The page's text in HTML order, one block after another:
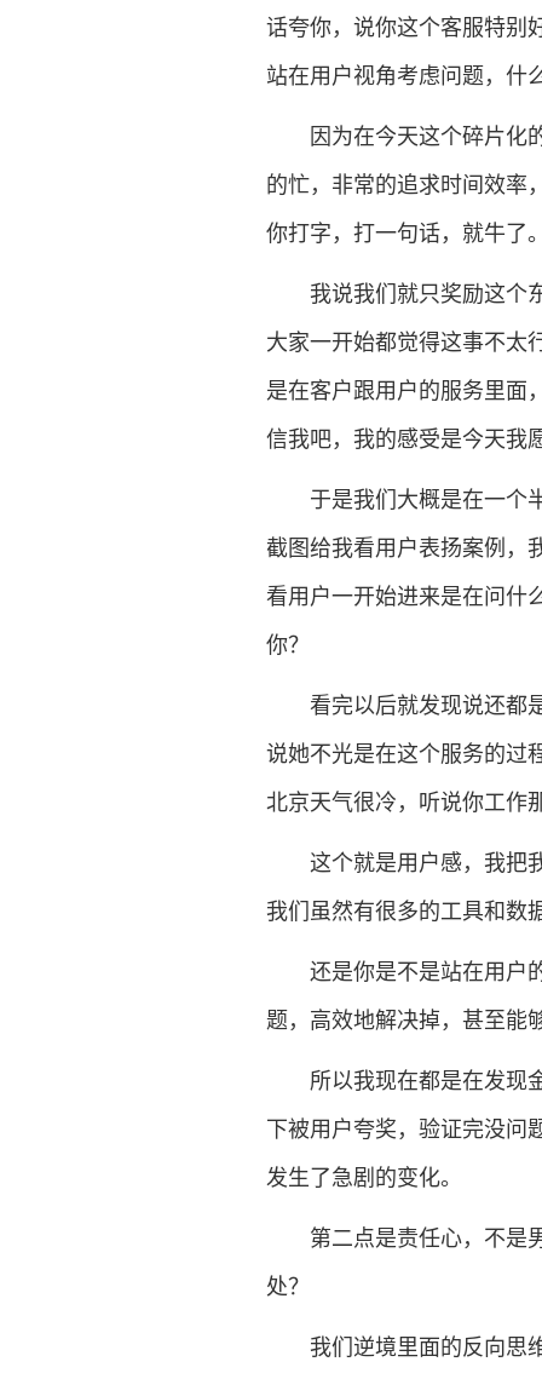
话夸你，说你这个客服特别
站在用户视角考虑问题，什
因为在今天这个碎片化的
的忙，非常的追求时间效率
你打字，打一句话，就牛了
我说我们就只奖励这个东
大家一开始都觉得这事不太
是在客户跟用户的服务里面
信我吧，我的感受是今天我
于是我们大概是在一个半
截图给我看用户表扬案例，
看用户一开始进来是在问什
你？
看完以后就发现说还都是
说她不光是在这个服务的过
北京天气很冷，听说你工作
这个就是用户感，我把我
我们虽然有很多的工具和数
还是你是不是站在用户的
题，高效地解决掉，甚至能
所以我现在都是在发现金
下被用户夸奖，验证完没
发生了急剧的变化。
第二点是责任心，不是男
处？
我们逆境里面的反向思维